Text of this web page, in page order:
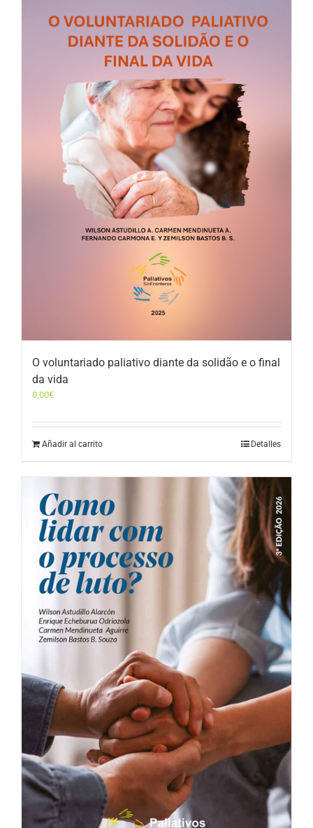
O voluntariado paliativo diante da solidão e o final
da vida
0,00€
Añadir al carrito Detalles